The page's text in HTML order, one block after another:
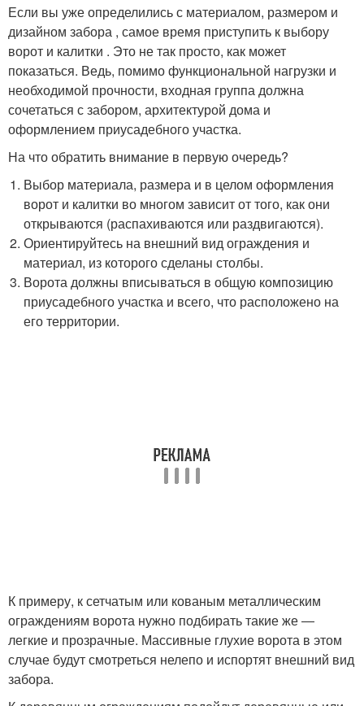
Если вы уже определились с материалом, размером и
дизайном забора , самое время приступить к выбору
ворот и калитки . Это не так просто, как может
показаться. Ведь, помимо функциональной нагрузки и
необходимой прочности, входная группа должна
сочетаться с забором, архитектурой дома и
оформлением приусадебного участка.
На что обратить внимание в первую очередь?
Выбор материала, размера и в целом оформления
ворот и калитки во многом зависит от того, как они
открываются (распахиваются или раздвигаются).
Ориентируйтесь на внешний вид ограждения и
материал, из которого сделаны столбы.
Ворота должны вписываться в общую композицию
приусадебного участка и всего, что расположено на
его территории.
К примеру, к сетчатым или кованым металлическим
ограждениям ворота нужно подбирать такие же ―
легкие и прозрачные. Массивные глухие ворота в этом
случае будут смотреться нелепо и испортят внешний вид
забора.